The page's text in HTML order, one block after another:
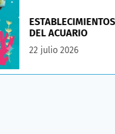
DEL ACUARIO
22 julio 2026